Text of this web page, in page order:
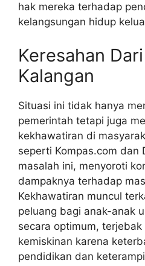
hak mereka terhadap
kelangsungan hidup
Keresahan
Kalangan
Situasi ini tidak hanya
pemerintah tetapi juga
kekhawatiran di
seperti Kompas.com dan
masalah ini, menyoroti
dampaknya terhadap
Kekhawatiran muncul
peluang bagi anak-anak
secara optimum, terjebak
kemiskinan karena
pendidikan dan